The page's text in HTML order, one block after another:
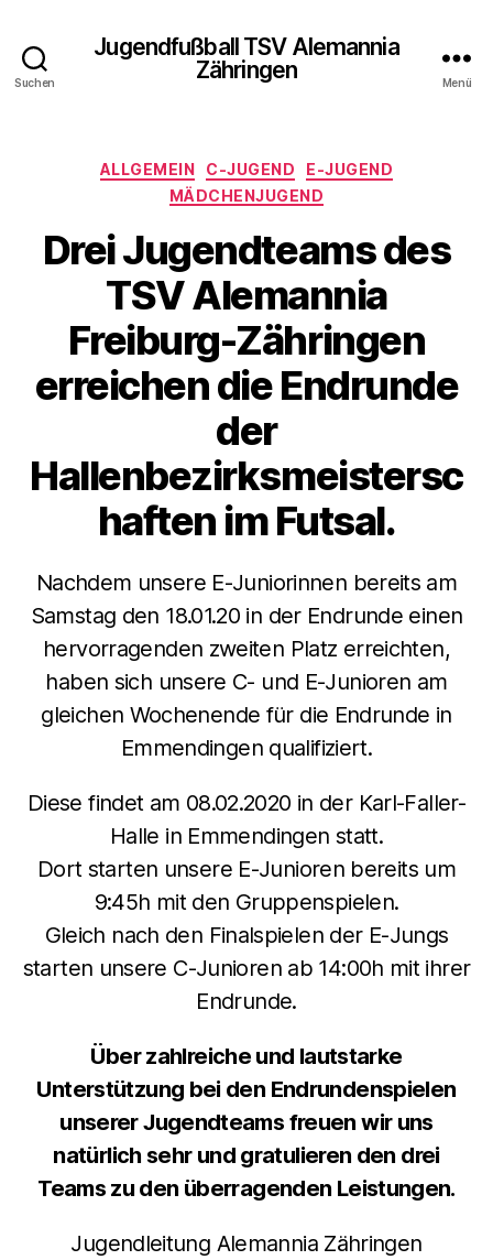
Suchen
Jugendfußball TSV Alemannia
Zähringen
Menü
Kategorien
ALLGEMEIN C-JUGEND
E-JUGEND
MÄDCHENJUGEND
Drei Jugendteams des
TSV Alemannia
Freiburg-Zähringen
erreichen die Endrunde
der
Hallenbezirksmeistersc
haften im Futsal.
Nachdem unsere E-Juniorinnen bereits am
Samstag den 18.01.20 in der Endrunde einen
hervorragenden zweiten Platz erreichten,
haben sich unsere C- und E-Junioren am
gleichen Wochenende für die Endrunde in
Emmendingen qualifiziert.
Diese findet am 08.02.2020 in der Karl-Faller-
Halle in Emmendingen statt.
Dort starten unsere E-Junioren bereits um
9:45h mit den Gruppenspielen.
Gleich nach den Finalspielen der E-Jungs
starten unsere C-Junioren ab 14:00h mit ihrer
Endrunde.
Über zahlreiche und lautstarke
Unterstützung bei den Endrundenspielen
unserer Jugendteams freuen wir uns
natürlich sehr und gratulieren den drei
Teams zu den überragenden Leistungen.
Jugendleitung Alemannia Zähringen